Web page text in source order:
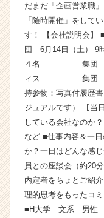
タ
ム
|
ン
だまだ「企画営業職
「随時開催」をして
す！ 【会社説明
団 6月14日（土） 9
４名 集団 10名
ィス 集団 東京都
持参物：写真付履歴
ジュアルです） 【
している会社なのか
など ■仕事内容＆一
か？一日はどんな感
員との座談会（約20
内定者をちょとご
理的思考をもったコ
■H大学 文系 男性